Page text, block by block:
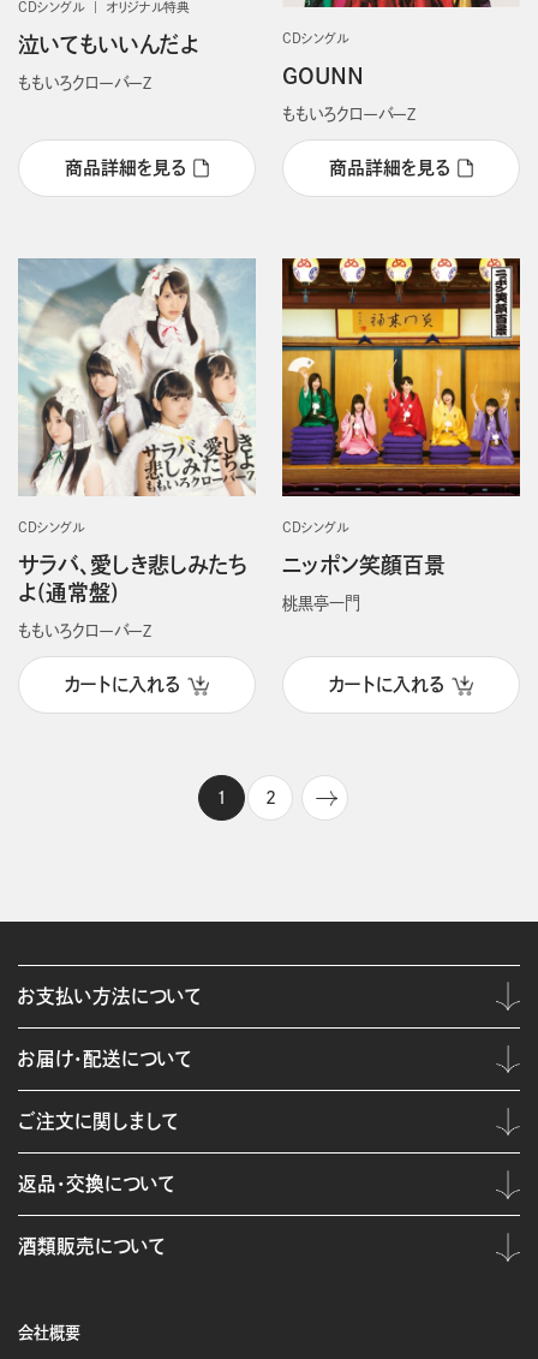
CDシングル オリジナル特典
泣いてもいいんだよ
ももいろクローバーＺ
商品詳細を見る
CDシングル
GOUNN
ももいろクローバーＺ
商品詳細を見る
CDシングル
サラバ、愛しき悲しみたち
よ(通常盤)
ももいろクローバーＺ
カートに入れる
CDシングル
ニッポン笑顔百景
桃黒亭一門
カートに入れる
1 2
会社概要
お支払い方法について
お届け・配送について
ご注文に関しまして
返品・交換について
酒類販売について